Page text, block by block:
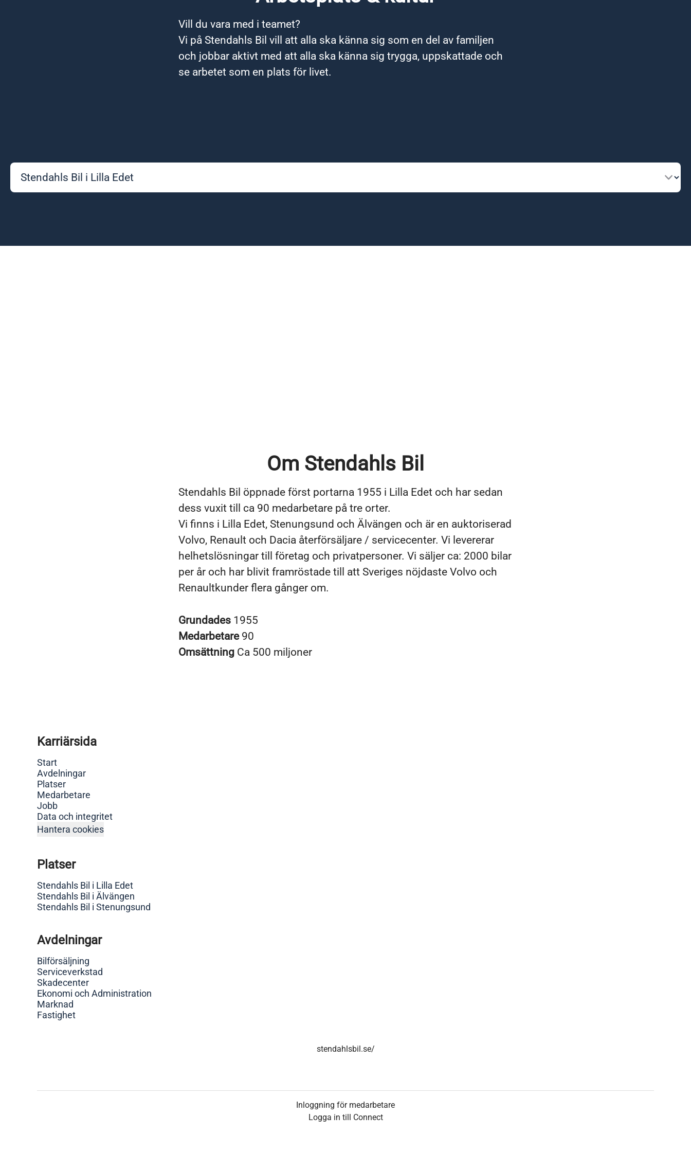
Vill du vara med i teamet?
Vi på Stendahls Bil vill att alla ska känna sig som en del av familjen
och jobbar aktivt med att alla ska känna sig trygga, uppskattade och
se arbetet som en plats för livet.
Om Stendahls Bil
Stendahls Bil öppnade först portarna 1955 i Lilla Edet och har sedan
dess vuxit till ca 90 medarbetare på tre orter.
Vi finns i Lilla Edet, Stenungsund och Älvängen och är en auktoriserad
Volvo, Renault och Dacia återförsäljare / servicecenter. Vi levererar
helhetslösningar till företag och privatpersoner. Vi säljer ca: 2000 bilar
per år och har blivit framröstade till att Sveriges nöjdaste Volvo och
Renaultkunder flera gånger om.
Grundades 1955
Medarbetare 90
Omsättning Ca 500 miljoner
Karriärsida
Start
Avdelningar
Platser
Medarbetare
Jobb
Data och integritet
Hantera cookies
Platser
Stendahls Bil i Lilla Edet
Stendahls Bil i Älvängen
Stendahls Bil i Stenungsund
Avdelningar
Bilförsäljning
Serviceverkstad
Skadecenter
Ekonomi och Administration
Marknad
Fastighet
stendahlsbil.se/
Inloggning för medarbetare
Logga in till Connect